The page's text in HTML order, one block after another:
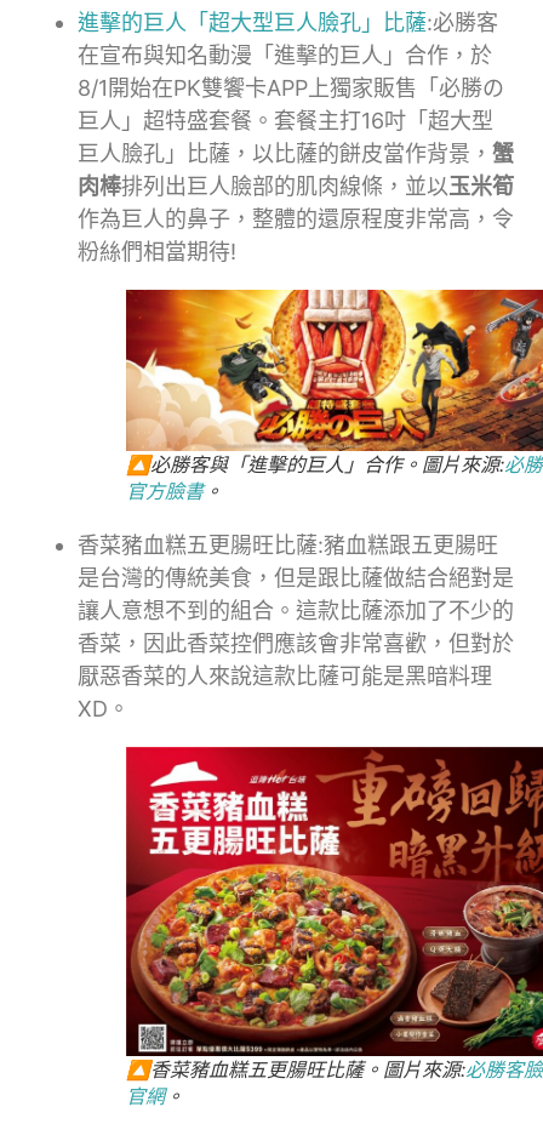
進擊的巨人「超大型巨人臉孔」比薩:必勝客
在宣布與知名動漫「進擊的巨人」合作，於
8/1開始在PK雙饗卡APP上獨家販售「必勝の
巨人」超特盛套餐。套餐主打16吋「超大型
巨人臉孔」比薩，以比薩的餅皮當作背景， 蟹
肉棒排列出巨人臉部的肌肉線條，並以玉米筍
作為巨人的鼻子，整體的還原程度非常高，令
粉絲們相當期待!
🔼必勝客與「進擊的巨人」合作。圖片來源:必
官方臉書。
香菜豬血糕五更腸旺比薩:豬血糕跟五更腸旺
是台灣的傳統美食，但是跟比薩做結合絕對是
讓人意想不到的組合。這款比薩添加了不少的
香菜，因此香菜控們應該會非常喜歡，但對於
厭惡香菜的人來說這款比薩可能是黑暗料理
XD。
🔼香菜豬血糕五更腸旺比薩。圖片來源:必勝客
官網。